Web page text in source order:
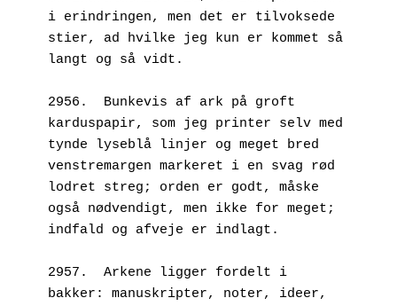
i erindringen, men det er tilvoksede
stier, ad hvilke jeg kun er kommet så
langt og så vidt.
2956.  Bunkevis af ark på groft
karduspapir, som jeg printer selv med
tynde lyseblå linjer og meget bred
venstremargen markeret i en svag rød
lodret streg; orden er godt, måske
også nødvendigt, men ikke for meget;
indfald og afveje er indlagt.
2957.  Arkene ligger fordelt i
bakker: manuskripter, noter, ideer,